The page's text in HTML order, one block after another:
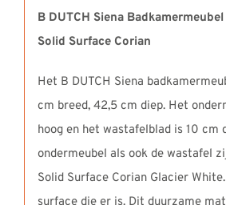
B DUTCH Siena
Solid Surface Corian
Het B DUTCH Siena
cm breed, 42,5 cm diep. Het
hoog en het wastafelblad is 10 cm
ondermeubel als ook de wastafel
Solid Surface Corian Glacier
surface die er is. Dit duurzame